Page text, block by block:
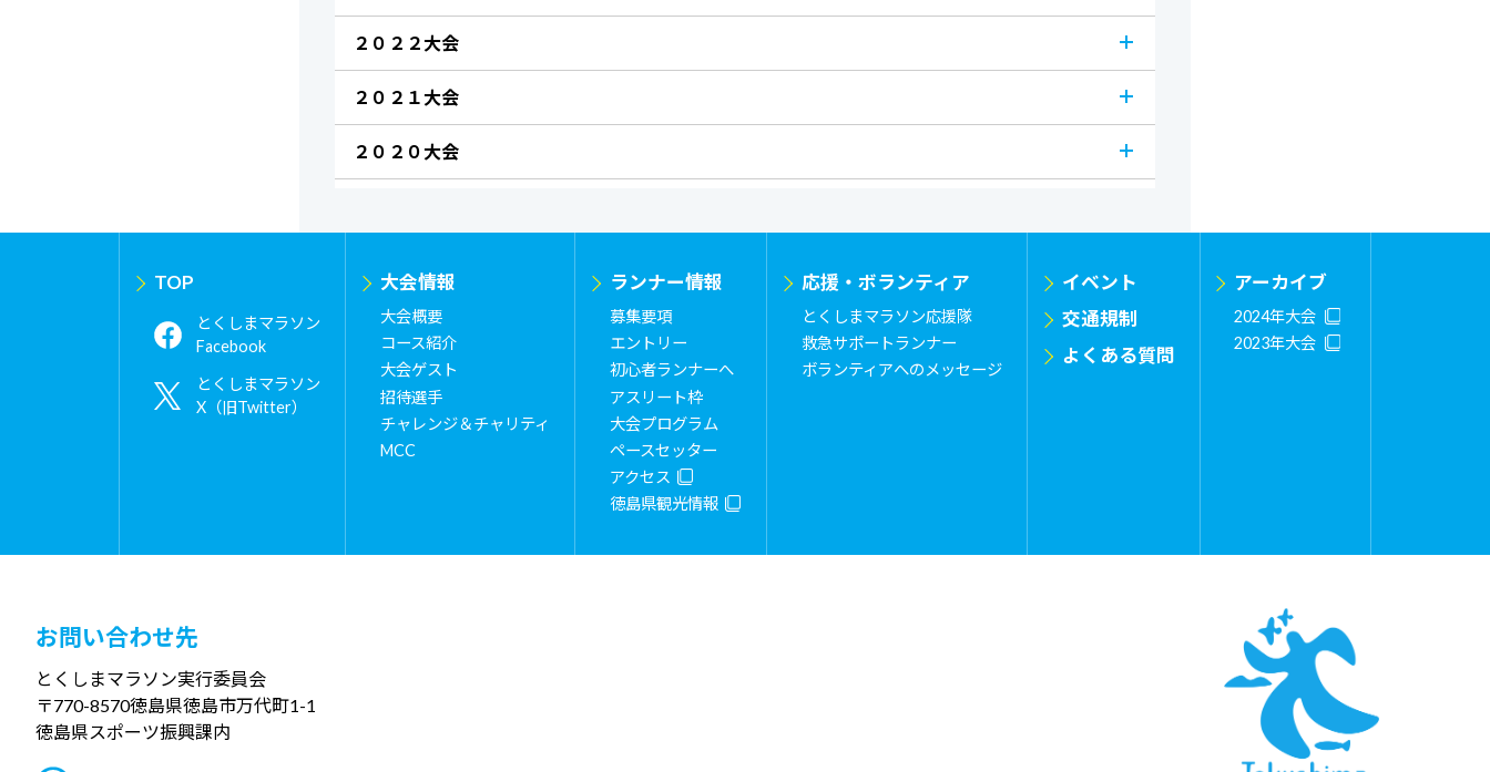
２０２２大会
２０２１大会
２０２０大会
TOP
とくしまマラソン
Facebook
とくしまマラソン
X（旧Twitter）
大会情報
大会概要
コース紹介
大会ゲスト
招待選手
チャレンジ＆チャリティ
MCC
ランナー情報
募集要項
エントリー
初心者ランナーへ
アスリート枠
大会プログラム
ペースセッター
アクセス
徳島県観光情報
応援・ボランティア
とくしまマラソン応援隊
救急サポートランナー
ボランティアへのメッセージ
イベント
交通規制
よくある質問
アーカイブ
2024年大会
2023年大会
お問い合わせ先
とくしまマラソン実行委員会
〒770-8570徳島県徳島市万代町1-1
徳島県スポーツ振興課内